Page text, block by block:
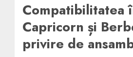
Compatibilitatea
Capricorn și
privire de